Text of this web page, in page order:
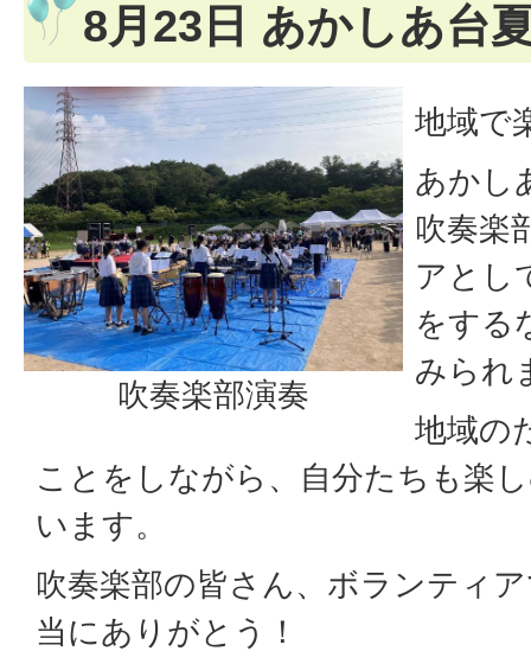
8月23日 あかしあ台
吹奏楽部演奏
地域で
あかし
吹奏楽
アとし
をする
みられ
地域の
ことをしながら、自分たちも楽
います。
吹奏楽部の皆さん、ボランティ
当にありがとう！